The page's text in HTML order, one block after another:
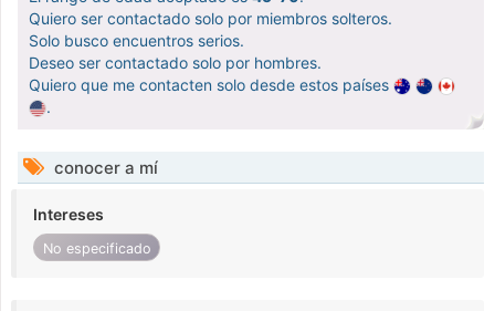
Quiero ser contactado solo por miembros solteros.
Solo busco encuentros serios.
Deseo ser contactado solo por hombres.
Quiero que me contacten solo desde estos países
.
conocer a mí
Intereses
No especificado